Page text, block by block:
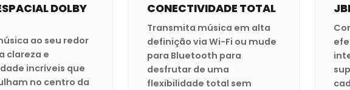
DOLBY
ao seu redor
clareza e
incríveis que
no centro da
CONECTIVIDADE TOTAL
Transmita música em alta
definição via Wi-Fi ou mude
para Bluetooth para
desfrutar de uma
flexibilidade total sem